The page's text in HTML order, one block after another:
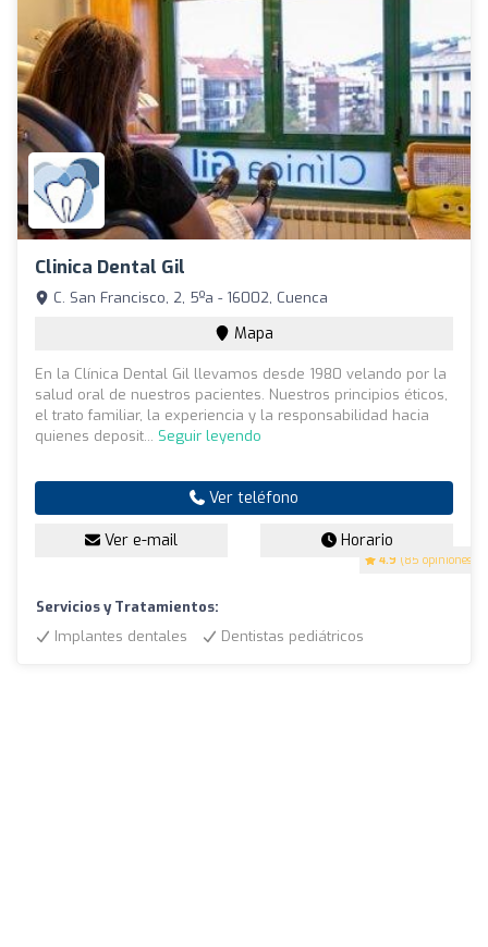
Clinica Dental Gil
4.9 (85 opiniones)
C. San Francisco, 2, 5ºa - 16002, Cuenca
Mapa
En la Clínica Dental Gil llevamos desde 1980 velando por la
salud oral de nuestros pacientes. Nuestros principios éticos,
el trato familiar, la experiencia y la responsabilidad hacia
quienes deposit... Seguir leyendo
Ver teléfono
Ver e-mail Horario
Servicios y Tratamientos:
Implantes dentales
Dentistas pediátricos